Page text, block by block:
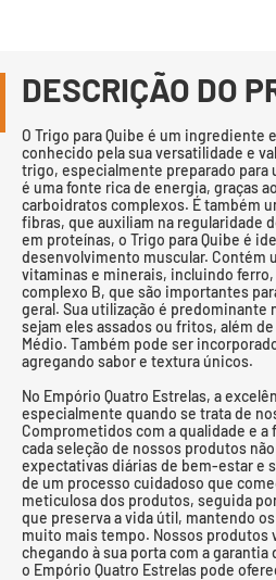
DESCRIÇÃO DO
O Trigo para Quibe é um ingrediente
conhecido pela sua versatilidade e
trigo, especialmente preparado para
é uma fonte rica de energia, graças
carboidratos complexos. É também
fibras, que auxiliam na regularidade
em proteínas, o Trigo para Quibe é
desenvolvimento muscular. Contém
vitaminas e minerais, incluindo
complexo B, que são importantes
geral. Sua utilização é predominante
sejam eles assados ou fritos, além
Médio. Também pode ser
agregando sabor e textura únicos.
No Empório Quatro Estrelas, a
especialmente quando se trata de
Comprometidos com a qualidade e
cada seleção de nossos produtos
expectativas diárias de bem-estar e
de um processo cuidadoso que
meticulosa dos produtos, seguida
que preserva a vida útil, mantendo
muito mais tempo. Nossos produtos
chegando à sua porta com a
o Empório Quatro Estrelas pode